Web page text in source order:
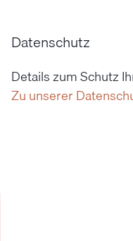
Datenschutz
Details zum Schutz
Zu unserer